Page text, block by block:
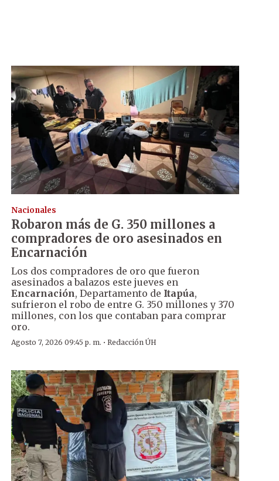
Nacionales
Robaron más de G. 350 millones a
compradores de oro asesinados en
Encarnación
Los dos compradores de oro que fueron
asesinados a balazos este jueves en
Encarnación, Departamento de Itapúa,
sufrieron el robo de entre G. 350 millones y 370
millones, con los que contaban para comprar
oro.
Agosto 7, 2026 09:45 p. m. · Redacción ÚH